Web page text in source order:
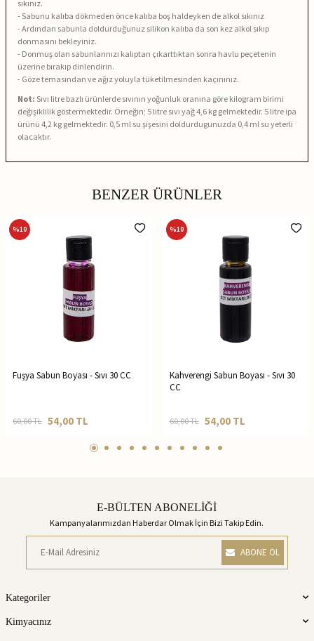
sıkınız.
- Sabunu kalıba dökmeden önce kalıba boş haldeyken de alkol sıkınız
- Ardından sabunla doldurduğunuz silikon kalıba da son kez alkol sıkıp
donmasını bekleyiniz.
- Donmuş olan sabunlarınızı kalıptan çıkarttıktan sonra havlu peçetenin
üzerine bırakıp dinlendirin.
- Göze temasından ve ağız yoluyla tüketilmesinden kaçınınız.
Not: Sıvı litre bazlı ürünlerde sıvının yoğunluk oranına göre kilogram birimi
değişiklilik göstermektedir. Örneğin; 5 litre sıvı yağ 4,6 kg gelmektedir. 5 litre ipa
ürünü 4,2 kg gelmektedir. 0,5 ml su şişesini doldurdugunuzda 0,4 ml su yeterli
olacaktır.
BENZER ÜRÜNLER
%10
Fuşya Sabun Boyası - Sıvı 30 CC
60,00TL 54,00 TL
%10
Kahverengi Sabun Boyası - Sıvı 30
CC
60,00TL 54,00TL
E-BÜLTEN ABONELİĞİ
Kampanyalarımızdan Haberdar Olmak İçin Bizi Takip Edin.
ABONE OL
Kategoriler
Kimyacınız